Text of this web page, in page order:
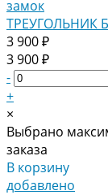
ТРЕУГОЛЬНИК
3 900 ₽
3 900 ₽
-
+
×
Выбрано
заказа
В корзину
добавлено